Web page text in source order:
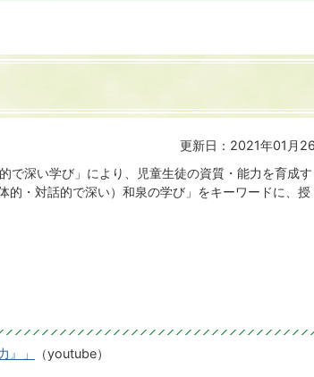
更新日：2021年01月
で深い学び」により、児童生徒の資質・能力を育成す
的・対話的で深い）和泉の学び」をキーワードに、授
』」 （youtube）